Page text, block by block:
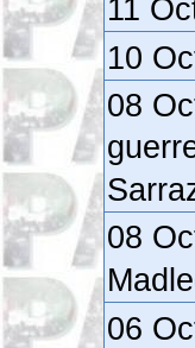
11
10
08
08
06